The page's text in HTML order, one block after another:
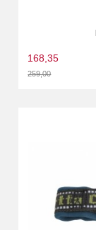
168,35
259,00